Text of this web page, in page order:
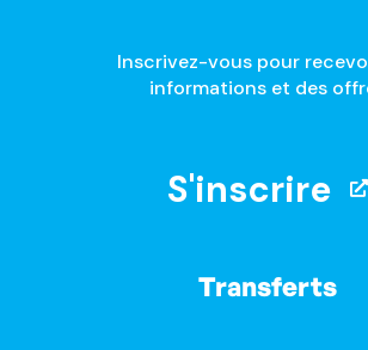
Inscrivez-vous pour
informations et des
S'inscrire
Transferts